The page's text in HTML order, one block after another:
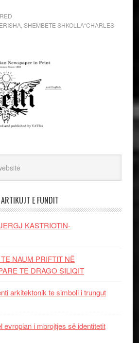
, SHEMBETE SHKOLLA“CHARLES
ARTIKUJT E FUNDIT
KASTRIOTIN-
NAUM PRIFTIT NË
TE DRAGO SILIQIT
arkitektonik te simboli i trungut
evropian i mbrojtjes së identitetit